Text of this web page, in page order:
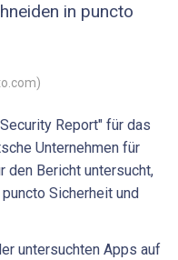
in puncto
Report" für das
Unternehmen für
den Bericht untersucht,
Sicherheit und
untersuchten Apps auf